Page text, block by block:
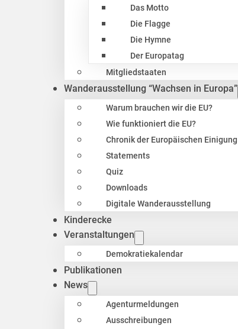
Das Motto
Die Flagge
Die Hymne
Der Europatag
Mitgliedstaaten
Wanderausstellung “Wachsen in Europa”
Warum brauchen wir die EU?
Wie funktioniert die EU?
Chronik der Europäischen Einigung
Statements
Quiz
Downloads
Digitale Wanderausstellung
Kinderecke
Veranstaltungen
Demokratiekalendar
Publikationen
News
Agenturmeldungen
Ausschreibungen